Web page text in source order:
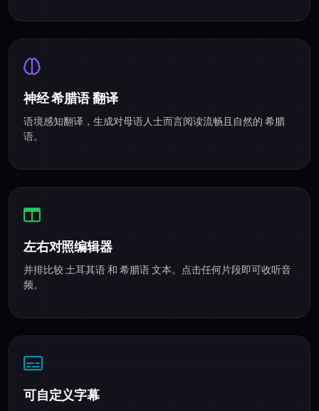
神经 希腊语 翻译
语境感知翻译，生成对母语人士而言阅读流畅且自然的 希腊
语。
左右对照编辑器
并排比较 土耳其语 和 希腊语 文本。点击任何片段即可收听音
频。
可自定义字幕